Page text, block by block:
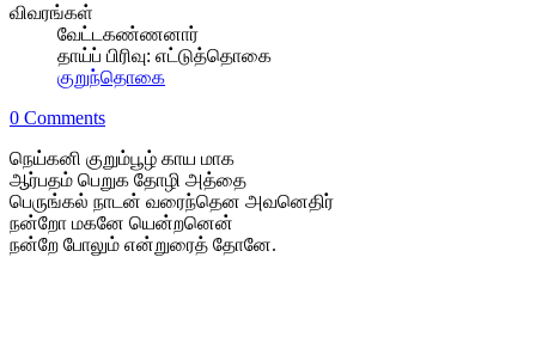
விவரங்கள்
வேட்டகண்ணனார்
தாய்ப் பிரிவு: எட்டுத்தொகை
குறுந்தொகை
0 Comments
நெய்கனி குறும்பூழ் காய மாக
ஆர்பதம் பெறுக தோழி அத்தை
பெருங்கல் நாடன் வரைந்தென அவனெதிர்
நன்றோ மகனே யென்றனென்
நன்றே போலும் என்றுரைத் தோனே.